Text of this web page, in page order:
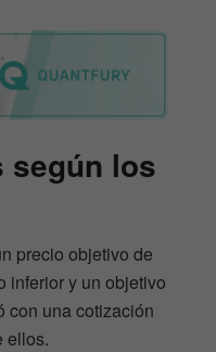
según los
precio objetivo de
inferior y un objetivo
con una cotización
ellos.